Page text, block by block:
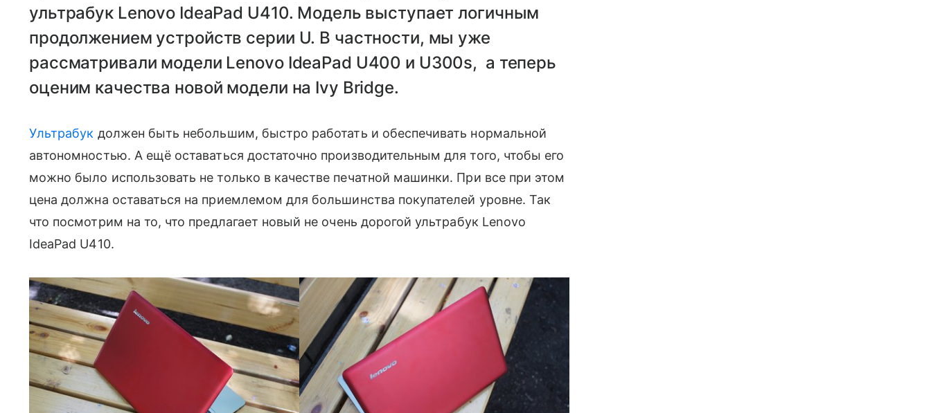
ультрабук Lenovo IdeaPad U410. Модель выступает логичным
продолжением устройств серии U. В частности, мы уже
рассматривали модели Lenovo IdeaPad U400 и U300s, а теперь
оценим качества новой модели на Ivy Bridge.
Ультрабук должен быть небольшим, быстро работать и обеспечивать нормальной
автономностью. А ещё оставаться достаточно производительным для того, чтобы его
можно было использовать не только в качестве печатной машинки. При все при этом
цена должна оставаться на приемлемом для большинства покупателей уровне. Так
что посмотрим на то, что предлагает новый не очень дорогой ультрабук Lenovo
IdeaPad U410.